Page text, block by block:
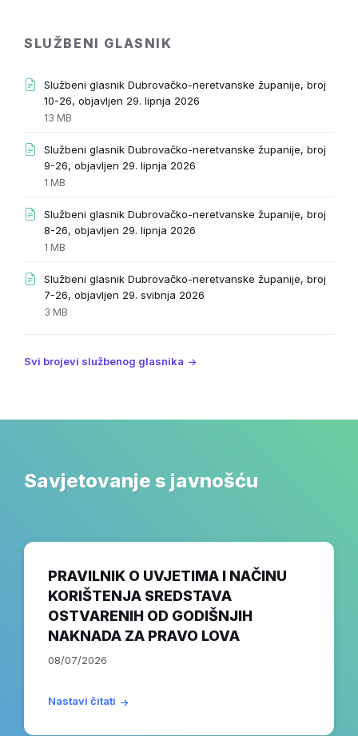
SLUŽBENI GLASNIK
Službeni glasnik Dubrovačko-neretvanske županije, broj
10-26, objavljen 29. lipnja 2026File
File
13 MB
Službeni glasnik Dubrovačko-neretvanske županije, broj
9-26, objavljen 29. lipnja 2026File
File
1 MB
Službeni glasnik Dubrovačko-neretvanske županije, broj
8-26, objavljen 29. lipnja 2026File
File
1 MB
Službeni glasnik Dubrovačko-neretvanske županije, broj
7-26, objavljen 29. svibnja 2026File
File
3 MB
Svi brojevi službenog glasnika
Savjetovanje s javnošću
PRAVILNIK O UVJETIMA I NAČINU
KORIŠTENJA SREDSTAVA
OSTVARENIH OD GODIŠNJIH
NAKNADA ZA PRAVO LOVA
08/07/2026
Nastavi čitati